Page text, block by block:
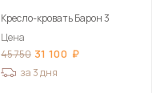
Кресло-кровать Барон 3
Цена
45 750 31 100
за 3 дня